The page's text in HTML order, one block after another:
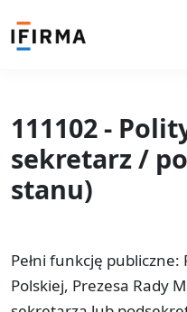
111102 -
sekretarz /
stanu)
Pełni funkcję
Polskiej, Prezesa Rady